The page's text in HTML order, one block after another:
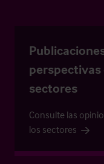
sectores
Consulte las
los sectores